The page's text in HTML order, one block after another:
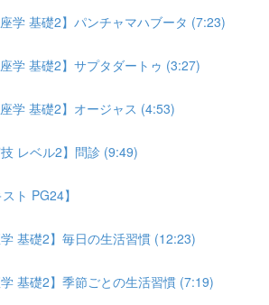
座学 基礎2】パンチャマハブータ (7:23)
座学 基礎2】サプタダートゥ (3:27)
座学 基礎2】オージャス (4:53)
技 レベル2】問診 (9:49)
ト PG24】
学 基礎2】毎日の生活習慣 (12:23)
学 基礎2】季節ごとの生活習慣 (7:19)